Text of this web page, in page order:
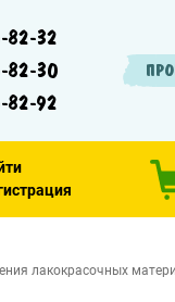
32
82-30
92
лакокрасочных